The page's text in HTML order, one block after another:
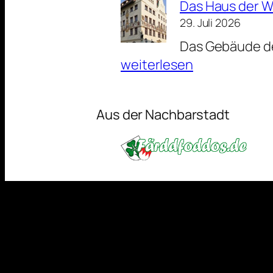
der
Lorenzkirche
Trichter
als
Das Haus der
29. Juli 2026
Das Gebäude
weiterlesen
Aus der Nachbarstadt